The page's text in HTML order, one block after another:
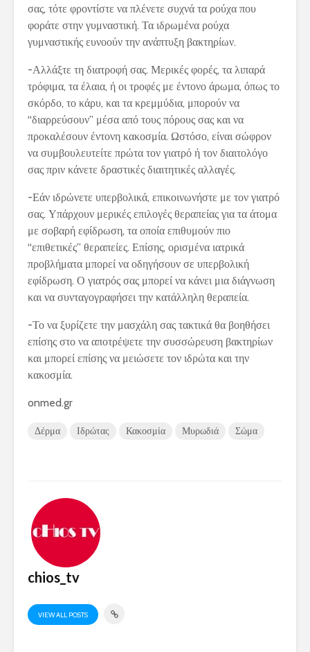
σας, τότε φροντίστε να πλένετε συχνά τα ρούχα που
φοράτε στην γυμναστική. Τα ιδρωμένα ρούχα
γυμναστικής ευνοούν την ανάπτυξη βακτηρίων.
-Αλλάξτε τη διατροφή σας. Μερικές φορές, τα λιπαρά
τρόφιμα, τα έλαια, ή οι τροφές με έντονο άρωμα, όπως το
σκόρδο, το κάρυ, και τα κρεμμύδια, μπορούν να
“διαρρεύσουν” μέσα από τους πόρους σας και να
προκαλέσουν έντονη κακοσμία. Ωστόσο, είναι σώφρον
να συμβουλευτείτε πρώτα τον γιατρό ή τον διαιτολόγο
σας πριν κάνετε δραστικές διαιτητικές αλλαγές.
-Εάν ιδρώνετε υπερβολικά, επικοινωνήστε με τον γιατρό
σας. Υπάρχουν μερικές επιλογές θεραπείας για τα άτομα
με σοβαρή εφίδρωση, τα οποία επιθυμούν πιο
“επιθετικές” θεραπείες. Επίσης, ορισμένα ιατρικά
προβλήματα μπορεί να οδηγήσουν σε υπερβολική
εφίδρωση. Ο γιατρός σας μπορεί να κάνει μια διάγνωση
και να συνταγογραφήσει την κατάλληλη θεραπεία.
-Το να ξυρίζετε την μασχάλη σας τακτικά θα βοηθήσει
επίσης στο να αποτρέψετε την συσσώρευση βακτηρίων
και μπορεί επίσης να μειώσετε τον ιδρώτα και την
κακοσμία.
onmed.gr
Δέρμα Ιδρώτας Κακοσμία Μυρωδιά Σώμα
chios_tv
VIEW ALL POSTS